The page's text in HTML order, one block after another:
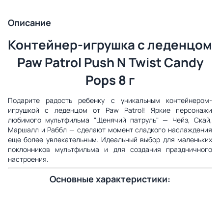
Описание
Контейнер-игрушка с леденцом
Paw Patrol Push N Twist Candy
Pops 8 г
Подарите радость ребенку с уникальным контейнером-
игрушкой с леденцом от Paw Patrol! Яркие персонажи
любимого мультфильма "Щенячий патруль" — Чейз, Скай,
Маршалл и Раббл — сделают момент сладкого наслаждения
еще более увлекательным. Идеальный выбор для маленьких
поклонников мультфильма и для создания праздничного
настроения.
Основные характеристики: